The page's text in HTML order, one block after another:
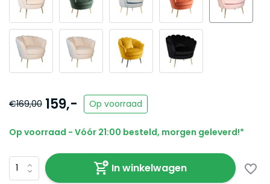
€169,00 159,- Op voorraad
Op voorraad - Vóór 21:00 besteld, morgen geleverd!*
In winkelwagen